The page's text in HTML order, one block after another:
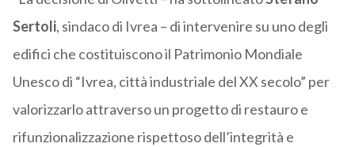
Sertoli, sindaco di Ivrea – di intervenire su uno degli
edifici che costituiscono il Patrimonio Mondiale
Unesco di “Ivrea, città industriale del XX secolo” per
valorizzarlo attraverso un progetto di restauro e
rifunzionalizzazione rispettoso dell’integrità e